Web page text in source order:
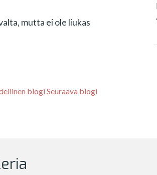
mutta ei ole liukas
blogi Seuraava blogi